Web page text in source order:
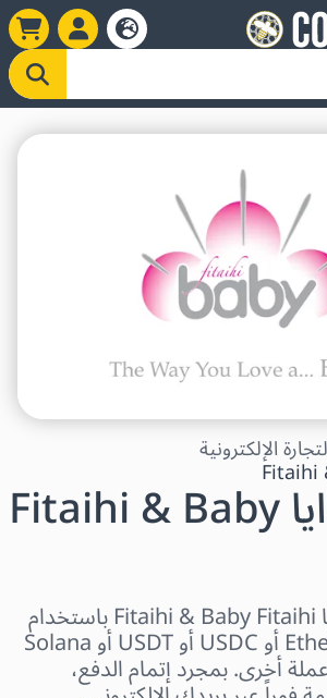
الإلكترونية
Fitaihiبطاقة هدايا Fitaihi & Baby
اشترِ بطاقات هدايا Fitaihi & Baby Fitaihi باستخدام
Bitcoin أو Ethereum أو USDC أو USDT أو Solana
واحدة من 250 عملة أخرى. بمجرد إتمام الدفع،